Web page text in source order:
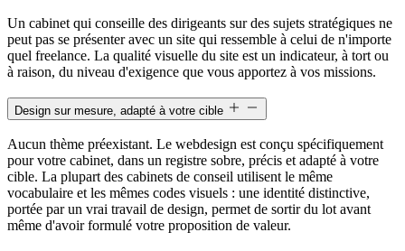
Un cabinet qui conseille des dirigeants sur des sujets stratégiques ne
peut pas se présenter avec un site qui ressemble à celui de n'importe
quel freelance. La qualité visuelle du site est un indicateur, à tort ou
à raison, du niveau d'exigence que vous apportez à vos missions.
Design sur mesure, adapté à votre cible
Aucun thème préexistant. Le webdesign est conçu spécifiquement
pour votre cabinet, dans un registre sobre, précis et adapté à votre
cible. La plupart des cabinets de conseil utilisent le même
vocabulaire et les mêmes codes visuels : une identité distinctive,
portée par un vrai travail de design, permet de sortir du lot avant
même d'avoir formulé votre proposition de valeur.